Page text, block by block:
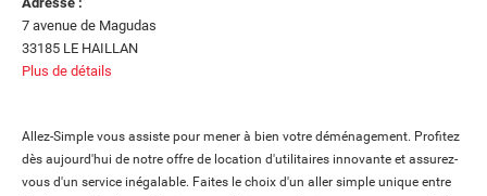
7 avenue de Magudas
33185 LE HAILLAN
Plus de détails
Allez-Simple vous assiste pour mener à bien votre déménagement. Profitez
dès aujourd'hui de notre offre de location d'utilitaires innovante et assurez-
vous d'un service inégalable. Faites le choix d'un aller simple unique entre